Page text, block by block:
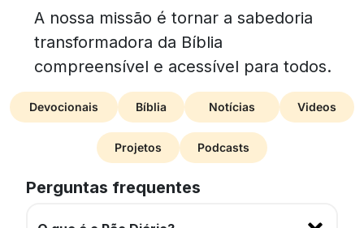
A nossa missão é tornar a sabedoria
transformadora da Bíblia
compreensível e acessível para todos.
Devocionais Bíblia Notícias Videos
Projetos Podcasts
Perguntas frequentes